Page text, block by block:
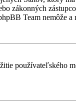
zákonných
Team nemôže